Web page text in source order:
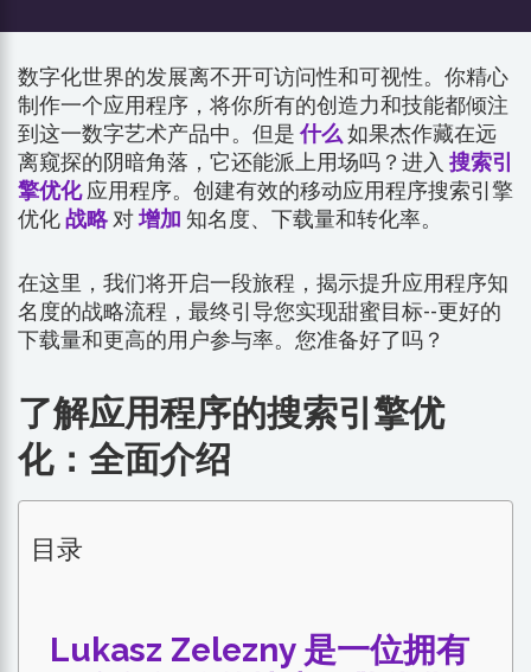
数字化世界的发展离不开可访问性和可视性。你精心
制作一个应用程序，将你所有的创造力和技能都倾注
到这一数字艺术产品中。但是什么 如果杰作藏在远
离窥探的阴暗角落，它还能派上用场吗？进入 搜索引
擎优化应用程序。创建有效的移动应用程序搜索引擎
优化战略 对增加 知名度、下载量和转化率。
在这里，我们将开启一段旅程，揭示提升应用程序知
名度的战略流程，最终引导您实现甜蜜目标--更好的
下载量和更高的用户参与率。您准备好了吗？
了解应用程序的搜索引擎优
化：全面介绍
目录
Lukasz Zelezny 是一位拥有